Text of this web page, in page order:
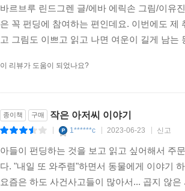
바르브루 린드그렌 글/에바 에릭손 그림/이유
은 꼭 펀딩에 참여하는 편인데요. 이번에도
고 그림도 이쁘고 읽고 나면 여운이 길게 남
이 리뷰가 도움이 되었나요?
종이책 구매 작은 아저씨 이야기
1******c 2023-06-23 신고
아들이 펀딩하는 것을 보고 읽고 싶어해서 주
다. "내일 또 와주렴"하면서 동물에게 이야기
요즘은 하도 사건사고들이 많아서... 곱지 않